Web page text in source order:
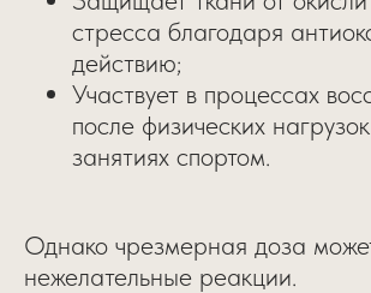
стресса благодаря
действию;
Участвует в процессах
после физических
занятиях спортом.
Однако чрезмерная доза
нежелательные реакции.